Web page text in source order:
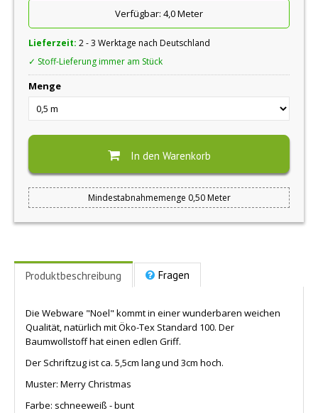
Verfügbar: 4,0 Meter
Lieferzeit:2 - 3 Werktage nach Deutschland
✓ Stoff-Lieferung immer am Stück
Menge
In den Warenkorb
Mindestabnahmemenge 0,50 Meter
Produktbeschreibung Fragen
Die Webware "Noel" kommt in einer wunderbaren weichen
Qualität, natürlich mit Öko-Tex Standard 100. Der
Baumwollstoff hat einen edlen Griff.
Der Schriftzug ist ca. 5,5cm lang und 3cm hoch.
Muster: Merry Christmas
Farbe: schneeweiß - bunt